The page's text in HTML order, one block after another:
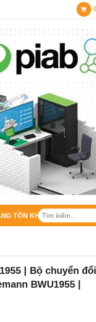
TỒN KHO
| Bộ chuyển đổi
BWU1955 |